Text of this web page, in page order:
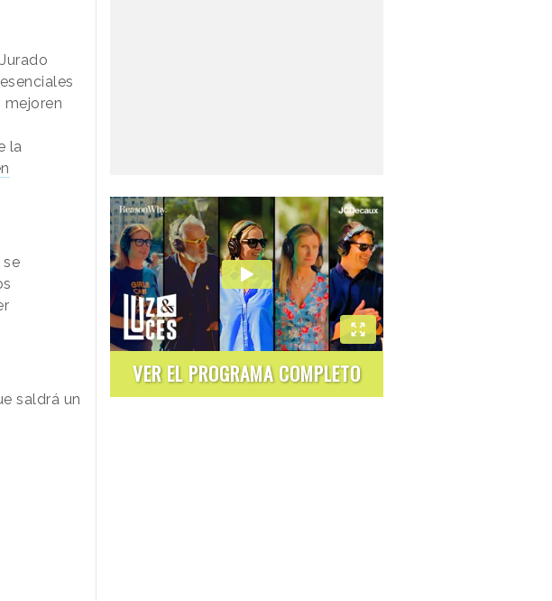
la
se
saldrá un
VER EL PROGRAMA COMPLETO